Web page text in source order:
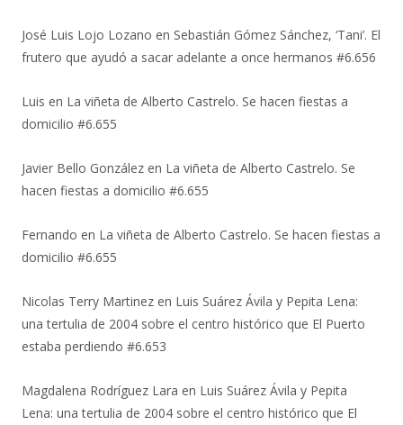
José Luis Lojo Lozano en Sebastián Gómez Sánchez, ‘Tani’. El
frutero que ayudó a sacar adelante a once hermanos #6.656
Luis en La viñeta de Alberto Castrelo. Se hacen fiestas a
domicilio #6.655
Javier Bello González en La viñeta de Alberto Castrelo. Se
hacen fiestas a domicilio #6.655
Fernando en La viñeta de Alberto Castrelo. Se hacen fiestas a
domicilio #6.655
Nicolas Terry Martinez en Luis Suárez Ávila y Pepita Lena:
una tertulia de 2004 sobre el centro histórico que El Puerto
estaba perdiendo #6.653
Magdalena Rodríguez Lara en Luis Suárez Ávila y Pepita
Lena: una tertulia de 2004 sobre el centro histórico que El